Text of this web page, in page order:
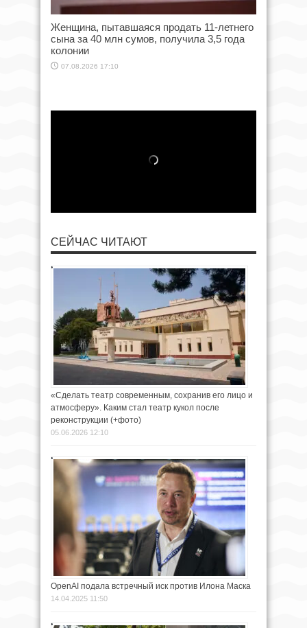
Женщина, пытавшаяся продать 11-летнего
сына за 40 млн сумов, получила 3,5 года
колонии
07.08.2026 17:10
СЕЙЧАС ЧИТАЮТ
«Сделать театр современным, сохранив его лицо и
атмосферу». Каким стал театр кукол после
реконструкции (+фото)
05.06.2026 12:10
OpenAI подала встречный иск против Илона Маска
14.04.2025 11:50